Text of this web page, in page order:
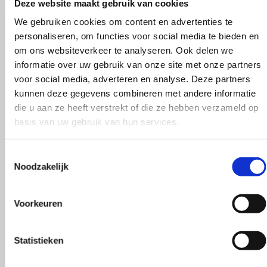
Deze website maakt gebruik van cookies
We gebruiken cookies om content en advertenties te
personaliseren, om functies voor social media te bieden en
om ons websiteverkeer te analyseren. Ook delen we
informatie over uw gebruik van onze site met onze partners
voor social media, adverteren en analyse. Deze partners
kunnen deze gegevens combineren met andere informatie
die u aan ze heeft verstrekt of die ze hebben verzameld op
basis van uw gebruik van hun services.
Noodzakelijk
Voorkeuren
Statistieken
fijne was 30ºC / gebruik nooit wasverzachter /
Trui maat 38/40
550 gram
Kleur
Beige, Blauw, Bruin, Geel, Grijs, Groen, Oranje,
Merk
Lang Yarns
E-mail*
Mijn naam, e-mail en site opslaan in deze
2 van de 5 sterren3
Lang Yarns Norma